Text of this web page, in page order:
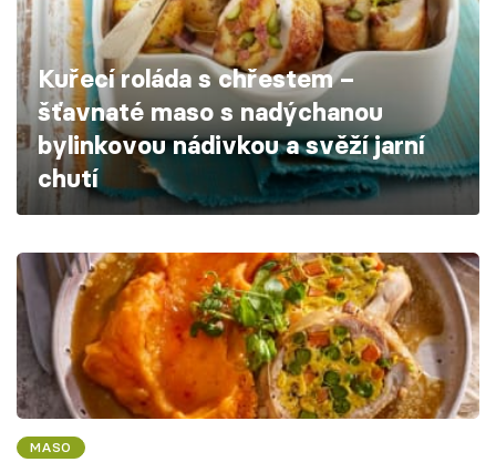
Škola vaření
Recepty z TV
Speciál: Cuketa
Těhotnej kuchař
Přihlášení
Sledujte nás
Kuřecí roláda s chřestem –
šťavnaté maso s nadýchanou
bylinkovou nádivkou a svěží jarní
chutí
MASO